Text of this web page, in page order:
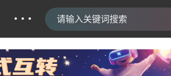
···